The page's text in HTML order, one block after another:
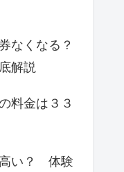
なくなる？
解説
料金は３３
い？ 体験